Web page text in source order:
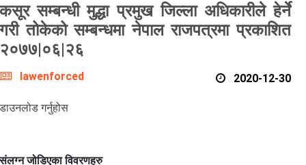
कसूर सम्बन्धी मुद्धा प्रमुख जिल्ला अधिकारीले हेर्ने
गरी तोकेको सम्बन्धमा नेपाल राजपत्रमा प्रकाशित
२०७७|०६|२६
lawenforced 2020-12-30
डाउनलोड गर्नुहोस
संलग्न जोडिएका विवरणहरु